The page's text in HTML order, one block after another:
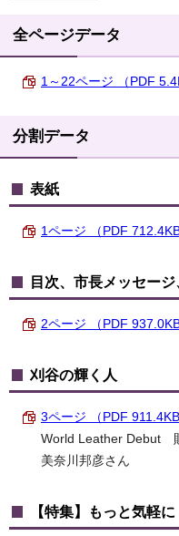
全ページデータ
1～22ページ （PDF
分割データ
表紙
1ページ （PDF 712.4KB
目次、市長メッセー
2ページ （PDF 937.0KB
刈谷の輝く人
3ページ （PDF 911.4KB
World Leather Debut
美奈川邦彦さん
【特集】もっと気軽